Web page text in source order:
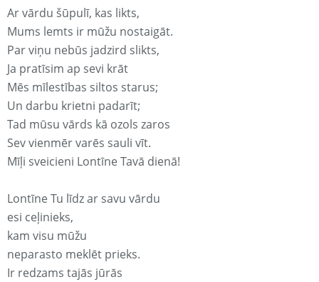
Ar vārdu šūpulī, kas likts,
Mums lemts ir mūžu nostaigāt.
Par viņu nebūs jadzird slikts,
Ja pratīsim ap sevi krāt
Mēs mīlestības siltos starus;
Un darbu krietni padarīt;
Tad mūsu vārds kā ozols zaros
Sev vienmēr varēs sauli vīt.
Mīļi sveicieni Lontīne Tavā dienā!
Lontīne Tu līdz ar savu vārdu
esi ceļinieks,
kam visu mūžu
neparasto meklēt prieks.
Ir redzams tajās jūrās